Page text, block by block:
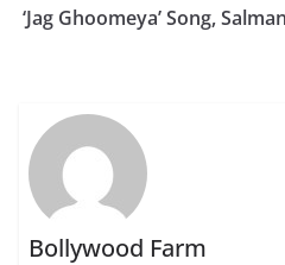
‘Jag Ghoomeya’ Song,
Bollywood Farm